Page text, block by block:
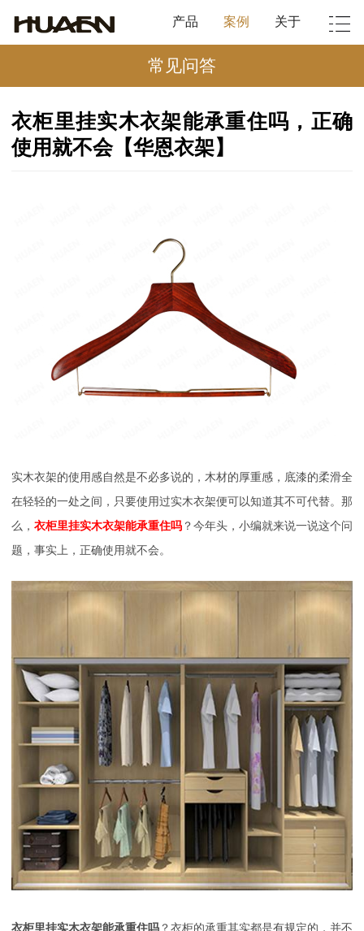
产品 案例 关于
常见问答
衣柜里挂实木衣架能承重住吗，正确
使用就不会【华恩衣架】
实木衣架的使用感自然是不必多说的，木材的厚重感，底漆的柔滑全
在轻轻的一处之间，只要使用过实木衣架便可以知道其不可代替。那
么， 衣柜里挂实木衣架能承重住吗 ？今年头，小编就来说一说这个问
题，事实上，正确使用就不会。
衣柜里挂实木衣架能承重住吗 ？衣柜的承重其实都是有规定的，并不